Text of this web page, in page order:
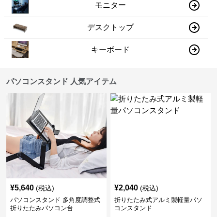
モニター
デスクトップ
キーボード
パソコンスタンド 人気アイテム
¥5,640 (税込)
パソコンスタンド 多角度調整式
折りたたみパソコン台
¥2,040 (税込)
折りたたみ式アルミ製軽量パソ
コンスタンド